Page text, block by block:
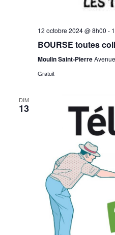
12 octobre 2024 @ 8h00 -
BOURSE toutes
Moulin Saint-Pierre
Gratuit
DIM
13